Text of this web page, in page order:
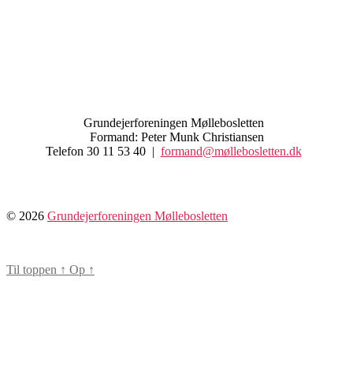
Grundejerforeningen Møllebosletten
Formand: Peter Munk Christiansen
Telefon 30 11 53 40 | formand@møllebosletten.dk
© 2026 Grundejerforeningen Møllebosletten
Til toppen ↑ Op ↑